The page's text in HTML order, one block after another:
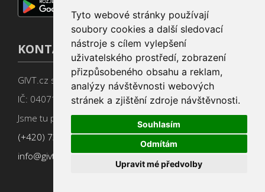
Tyto webové stránky používají
soubory cookies a další sledovací
nástroje s cílem vylepšení
uživatelského prostředí, zobrazení
přizpůsobeného obsahu a reklam,
analýzy návštěvnosti webových
stránek a zjištění zdroje návštěvnosti.
Souhlasím
Odmítám
Upravit mé předvolby
KONTAKT
GIVT.cz s. r. o., Dolní nám. 16, 779 00 Olomouc
IČ: 04071433
Jsme tu pro Vás od 9:00 do 17:00
(+420) 737 266 402
info@givt.cz